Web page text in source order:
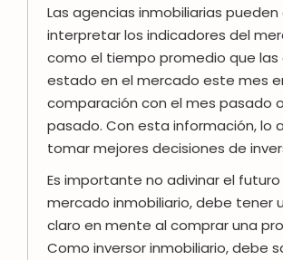
Las agencias inmobiliarias
interpretar los indicadores del
como el tiempo promedio que las
estado en el mercado este mes
comparación con el mes pasado
pasado. Con esta información, lo
tomar mejores decisiones de
Es importante no adivinar el futuro
mercado inmobiliario, debe tener
claro en mente al comprar una
Como inversor inmobiliario, debe